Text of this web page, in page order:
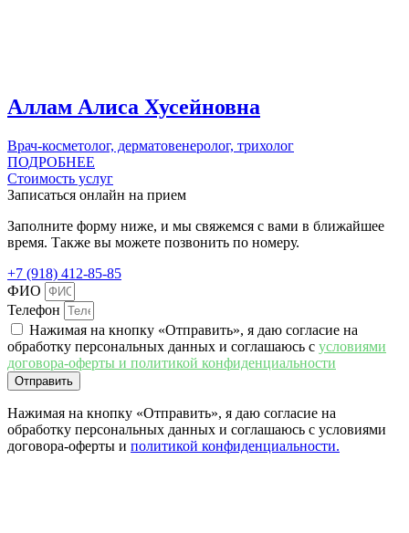
Аллам Алиса Хусейновна
Врач-косметолог, дерматовенеролог, трихолог​
ПОДРОБНЕЕ
Стоимость услуг
Записаться онлайн на прием
Заполните форму ниже, и мы свяжемся с вами в ближайшее
время. Также вы можете позвонить по номеру.
+7 (918) 412-85-85
ФИО
Телефон
Нажимая на кнопку «Отправить», я даю согласие на
обработку персональных данных и соглашаюсь c условиями
договора-оферты и политикой конфиденциальности
Отправить
Нажимая на кнопку «Отправить», я даю согласие на
обработку персональных данных и соглашаюсь c условиями
договора-оферты и политикой конфиденциальности.